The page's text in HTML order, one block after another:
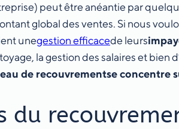
peut être anéantie par
global des ventes. Si nous
unegestion efficacede leurs
la gestion des salaires et
de recouvrementse concentre